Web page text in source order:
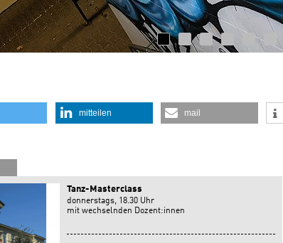
mitteilen mail
Tanz-Masterclass
donnerstags, 18.30 Uhr
mit wechselnden Dozent:innen